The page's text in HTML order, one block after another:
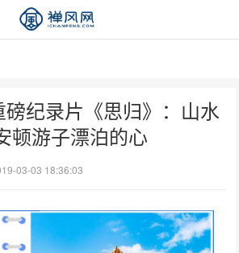
纪录片《思归》：山水
顿游子漂泊的心
03-03 18:36:03